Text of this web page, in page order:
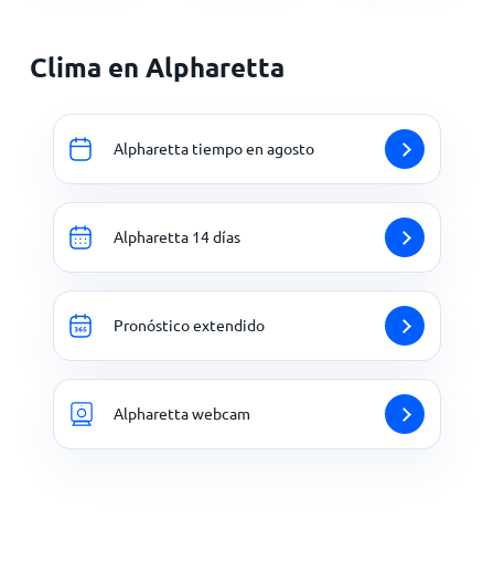
Clima en Alpharetta
Alpharetta tiempo en agosto
Alpharetta 14 días
Pronóstico extendido
Alpharetta webcam